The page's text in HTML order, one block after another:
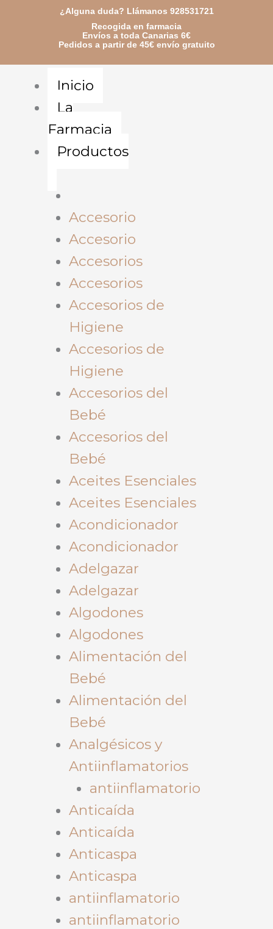
¿Alguna duda? Llámanos 928531721
Recogida en farmacia
Envíos a toda Canarias 6€
Pedidos a partir de 45€ envío gratuito
Inicio
La
Farmacia
Productos
Accesorio
Accesorio
Accesorios
Accesorios
Accesorios de
Higiene
Accesorios de
Higiene
Accesorios del
Bebé
Accesorios del
Bebé
Aceites Esenciales
Aceites Esenciales
Acondicionador
Acondicionador
Adelgazar
Adelgazar
Algodones
Algodones
Alimentación del
Bebé
Alimentación del
Bebé
Analgésicos y
Antiinflamatorios
antiinflamatorio
Anticaída
Anticaída
Anticaspa
Anticaspa
antiinflamatorio
antiinflamatorio